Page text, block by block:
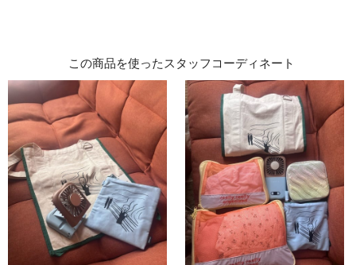
この商品を使ったスタッフコーディネート